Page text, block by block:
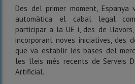
Des del primer moment, Espanya
automàtica el cabal legal
participar a la UE i, des de
incorporant noves iniciatives, des
que va establir les bases del
les lleis més recents de Serveis
Artificial.